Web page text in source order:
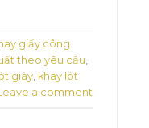
giấy công
theo yêu cầu,
giày, khay lót
a comment